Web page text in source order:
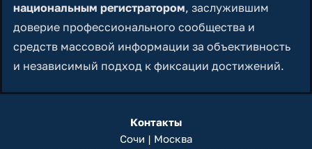
национальным регистратором, заслужившим
доверие профессионального сообщества и
средств массовой информации за объективность
и независимый подход к фиксации достижений.
Контакты
Сочи | Москва